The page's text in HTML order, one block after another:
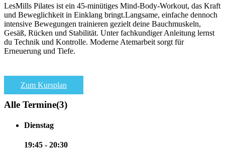
LesMills Pilates ist ein 45-minütiges Mind-Body-Workout, das Kraft
und Beweglichkeit in Einklang bringt.Langsame, einfache dennoch
intensive Bewegungen trainieren gezielt deine Bauchmuskeln,
Gesäß, Rücken und Stabilität. Unter fachkundiger Anleitung lernst
du Technik und Kontrolle. Moderne Atemarbeit sorgt für
Erneuerung und Tiefe.
Zum Kursplan
Alle Termine(3)
Dienstag
19:45 - 20:30